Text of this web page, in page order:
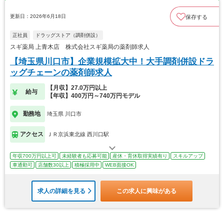
更新日：2026年6月18日 保存する
正社員 ドラッグストア（調剤併設）
スギ薬局 上青木店 株式会社スギ薬局の薬剤師求人
【埼玉県川口市】企業規模拡大中！大手調剤併設ドラ
ッグチェーンの薬剤師求人
給与
【月収】27.0万円以上
【年収】400万円～740万円モデル
勤務地 埼玉県 川口市
アクセス ＪＲ京浜東北線 西川口駅
年収700万円以上可 未経験者も応募可能 産休・育休取得実績有り
スキルアップ
車通勤可
店舗数30以上 積極採用中 WEB面接OK
求人の詳細を見る この求人に興味がある